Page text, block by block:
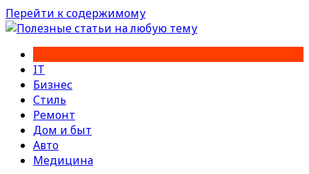
Перейти к содержимому
IT
Бизнес
Стиль
Ремонт
Дом и быт
Авто
Медицина